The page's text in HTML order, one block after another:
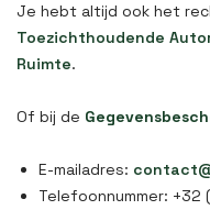
Je hebt altijd ook het
Toezichthoudende
Ruimte.
Of bij de
E-mailadres:
Telefoonnummer: +32